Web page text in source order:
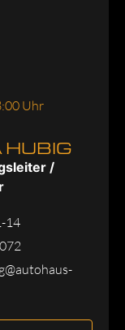
Uhr
HUBIG
/
14